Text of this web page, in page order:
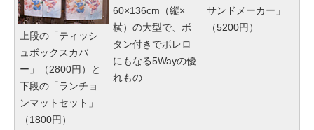
上段の「ティッシ
ュボックスカバ
ー」（2800円）と
下段の「ランチョ
ンマットセット」
（1800円）
60×136cm（縦×
横）の大型で、ボ
タン付きでボレロ
にもなる5Wayの優
れもの
サンドメーカー」
（5200円）